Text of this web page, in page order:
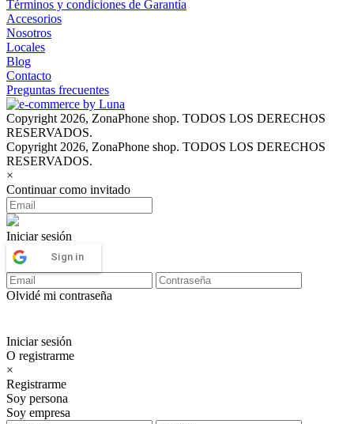
Términos y condiciones de Garantía
Accesorios
Nosotros
Locales
Blog
Contacto
Preguntas frecuentes
Copyright 2026, ZonaPhone shop. TODOS LOS DERECHOS
RESERVADOS.
Copyright 2026, ZonaPhone shop. TODOS LOS DERECHOS
RESERVADOS.
×
Continuar como invitado
Iniciar sesión
Sign in
Olvidé mi contraseña
Iniciar sesión
O registrarme
×
Registrarme
Soy persona
Soy empresa